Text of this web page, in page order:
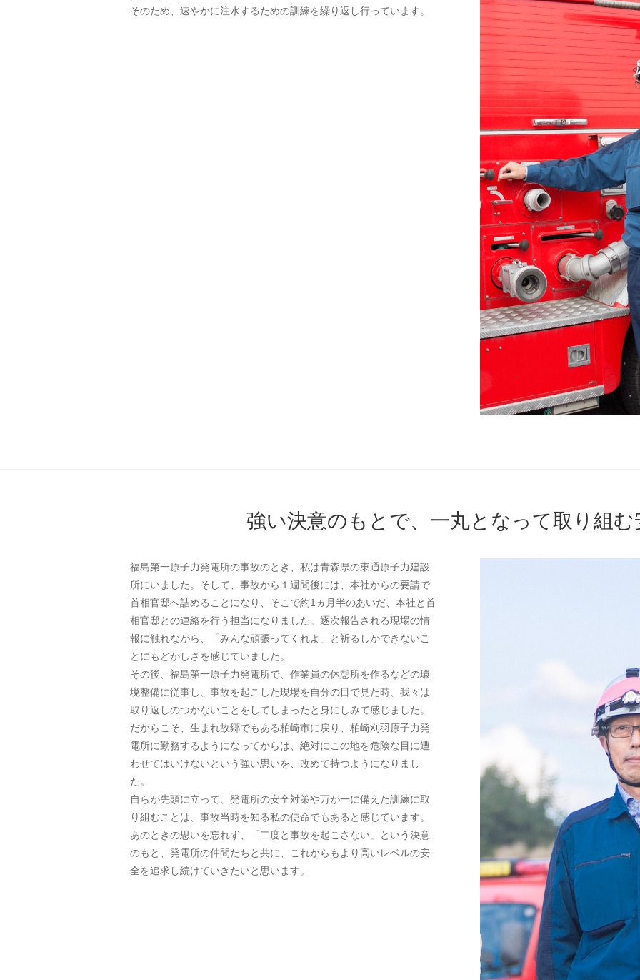
そのため、速やかに注水するための訓練を繰り返し行っています。
強い決意のもとで、一丸となって取り組む
福島第一原子力発電所の事故のとき、私は青森県の東通原子力建設
所にいました。そして、事故から１週間後には、本社からの要請で
首相官邸へ詰めることになり、そこで約1ヵ月半のあいだ、本社と首
相官邸との連絡を行う担当になりました。逐次報告される現場の情
報に触れながら、「みんな頑張ってくれよ」と祈るしかできないこ
とにもどかしさを感じていました。
その後、福島第一原子力発電所で、作業員の休憩所を作るなどの環
境整備に従事し、事故を起こした現場を自分の目で見た時、我々は
取り返しのつかないことをしてしまったと身にしみて感じました。
だからこそ、生まれ故郷でもある柏崎市に戻り、柏崎刈羽原子力発
電所に勤務するようになってからは、絶対にこの地を危険な目に遭
わせてはいけないという強い思いを、改めて持つようになりまし
た。
自らが先頭に立って、発電所の安全対策や万が一に備えた訓練に取
り組むことは、事故当時を知る私の使命でもあると感じています。
あのときの思いを忘れず、「二度と事故を起こさない」という決意
のもと、発電所の仲間たちと共に、これからもより高いレベルの安
全を追求し続けていきたいと思います。